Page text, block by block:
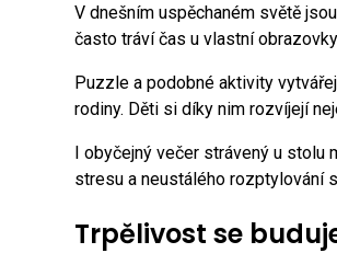
V dnešním uspěchaném světě
často tráví čas u vlastní
Puzzle a podobné aktivity
rodiny. Děti si díky nim rozvíjejí
I obyčejný večer strávený u stolu
stresu a neustálého rozptylování
Trpělivost se